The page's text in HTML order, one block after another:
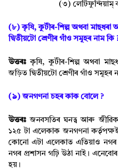
(৩) লেটিফুন্দিয়াম্
(৮) কৃষি, কুটীৰ-শিল্প অথবা মাছধৰা
দ্বিতীয়টো শ্ৰেণীৰ গাঁও সমূহৰ নাম কি
উত্তৰঃ কৃষি, কুটীৰ-শিল্প অথবা
জড়িত দ্বিতীয়টো শ্ৰেণীৰ গাঁও সমূহৰ
(৯) জনগণনা চহৰ কাক বোলে ?
উত্তৰঃ জনবসতিৰ ঘনত্ব আৰু জীৱিকা
১২৫ টা এলেকাক জনগণনা কৰ্তৃপক্ষই
কোনো এটা এলেকাত এতিয়াও নগৰ
নগৰ প্ৰশাসন গঢ়ি উঠা নাই।
হয়।